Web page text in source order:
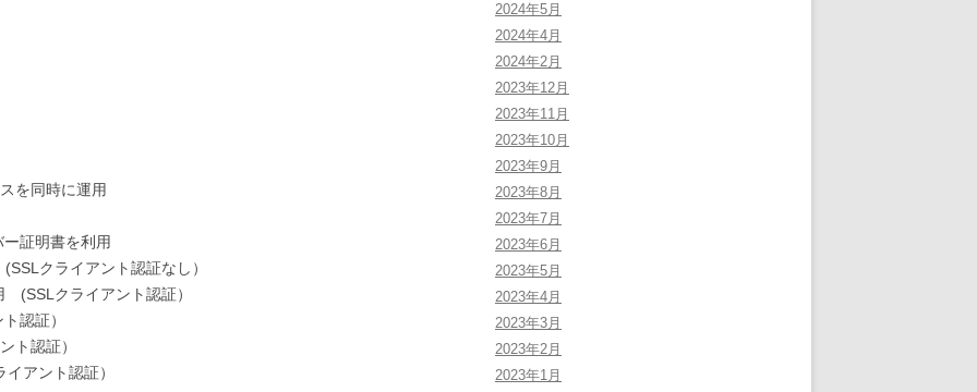
を同時に運用
証明書を利用
クライアント認証なし）
(SSLクライアント認証）
認証）
ト認証）
アント認証）
2024年5月
2024年4月
2024年2月
2023年12月
2023年11月
2023年10月
2023年9月
2023年8月
2023年7月
2023年6月
2023年5月
2023年4月
2023年3月
2023年2月
2023年1月